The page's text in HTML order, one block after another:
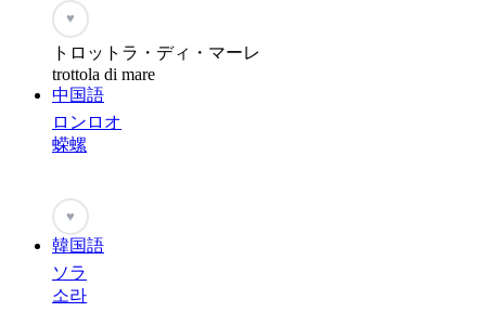
♥
トロットラ・ディ・マーレ
trottola di mare
中国語
ロンロオ
蝾螺
♥
韓国語
ソラ
소라